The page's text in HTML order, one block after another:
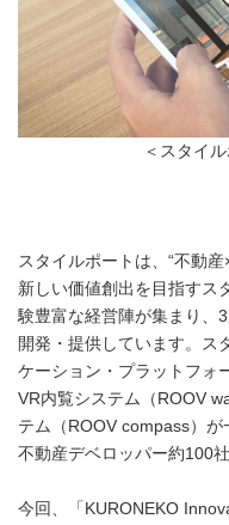
＜スタイ
スタイルポートは、“不動
新しい価値創出を目指すス
験豊富な経営陣が集まり、
開発・提供しています。ス
ケーション・プラットフォ
VR内覧システム（ROOV
テム（ROOV compass）
不動産デベロッパー約100社
今回、「KURONEKO